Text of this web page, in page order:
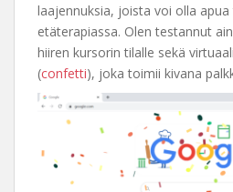
laajennuksia, joista voi olla apua
etäterapiassa. Olen testannut
hiiren kursorin tilalle sekä
(confetti), joka toimii kivana